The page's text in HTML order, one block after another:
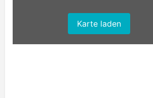
Karte laden